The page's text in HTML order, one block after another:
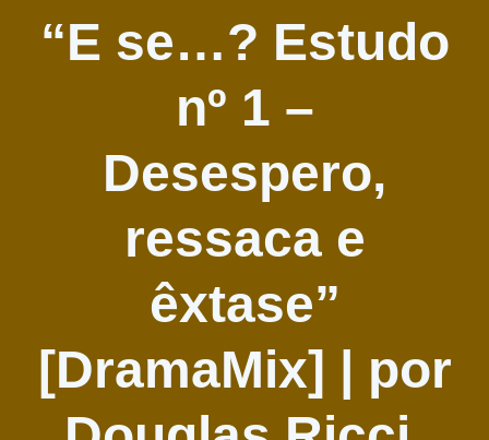
“E se…? Estudo
nº 1 –
Desespero,
ressaca e
êxtase”
[DramaMix] | por